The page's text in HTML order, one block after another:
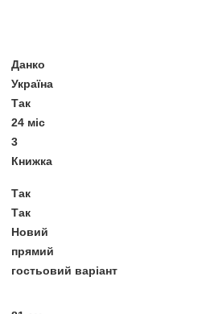
Данко
Україна
Так
24 міс
3
Книжка
Так
Так
Новий
прямий
гостьовий варіант